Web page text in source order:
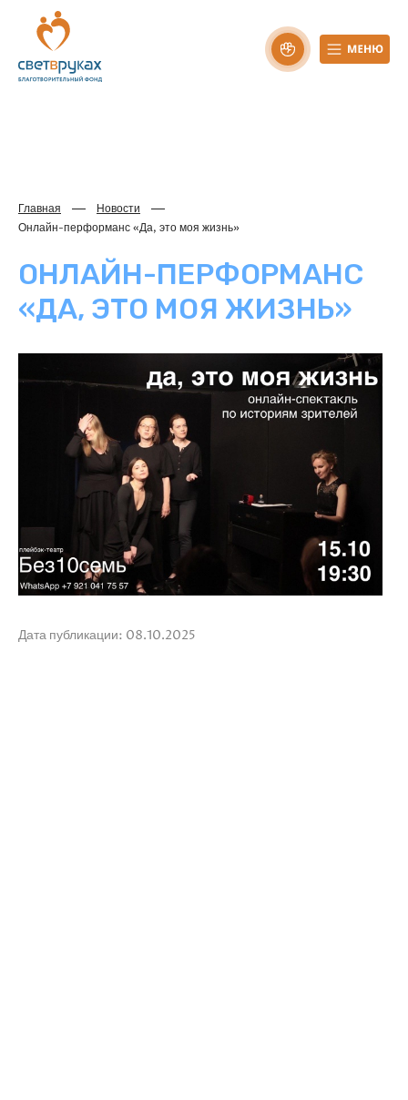
Главная
Новости
Онлайн-перформанс «Да, это моя жизнь»
ОНЛАЙН-ПЕРФОРМАНС
«ДА, ЭТО МОЯ ЖИЗНЬ»
Дата публикации: 08.10.2025